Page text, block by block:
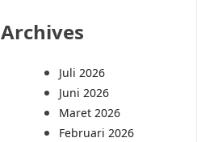
Archives
Juli 2026
Juni 2026
Maret 2026
Februari 2026